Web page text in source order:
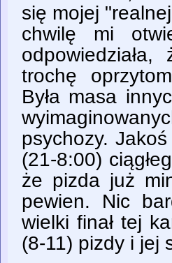
się mojej
chwilę mi
trochę
Była masa
psychozy.
(21-8:00)
że pizda już
pewien. Nic
wielki finał tej
(8-11) pizdy i jej